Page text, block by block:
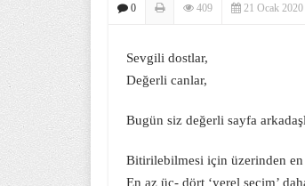
0 409 21 Ocak 2020
Sevgili dostlar,
Değerli canlar,
Bugün siz değerli sayfa
Bitirilebilmesi için üzerinden
En az üç- dört ‘yerel seçim’